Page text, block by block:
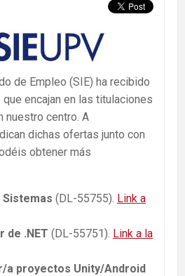
de Empleo (SIE) ha recibido
encajan en las titulaciones
nuestro centro. A
dichas ofertas junto con
obtener más
(DL-55755). Link a
de .NET (DL-55751). Link a la
a proyectos Unity/Android